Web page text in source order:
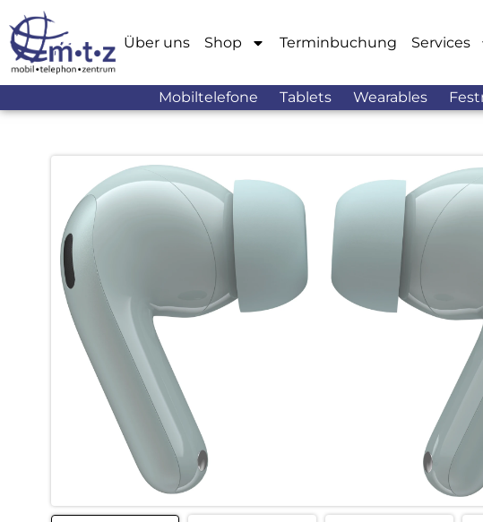
Über uns Shop Terminbuchung Services
Mobiltelefone Tablets Wearables